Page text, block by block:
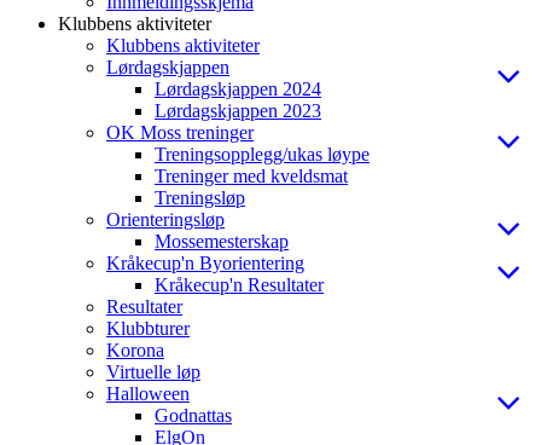
Klubbens aktiviteter
Klubbens aktiviteter
Lørdagskjappen
Lørdagskjappen 2024
Lørdagskjappen 2023
OK Moss treninger
Treningsopplegg/ukas løype
Treninger med kveldsmat
Treningsløp
Orienteringsløp
Mossemesterskap
Kråkecup'n Byorientering
Kråkecup'n Resultater
Resultater
Klubbturer
Korona
Virtuelle løp
Halloween
Godnattas
ElgOn